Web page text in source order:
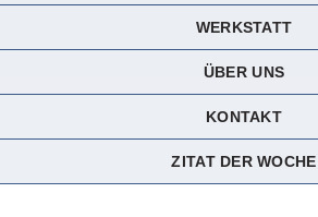
WERKSTATT
ÜBER UNS
KONTAKT
ZITAT DER WOCHE